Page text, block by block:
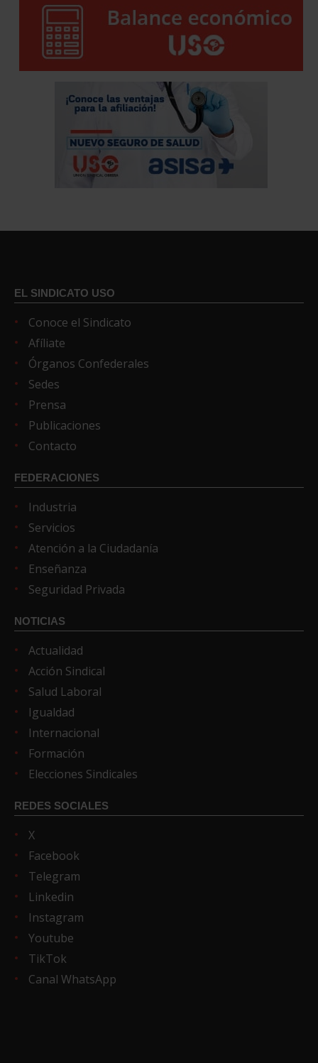
EL SINDICATO USO
Conoce el Sindicato
Afíliate
Órganos Confederales
Sedes
Prensa
Publicaciones
Contacto
FEDERACIONES
Industria
Servicios
Atención a la Ciudadanía
Enseñanza
Seguridad Privada
NOTICIAS
Actualidad
Acción Sindical
Salud Laboral
Igualdad
Internacional
Formación
Elecciones Sindicales
REDES SOCIALES
X
Facebook
Telegram
Linkedin
Instagram
Youtube
TikTok
Canal WhatsApp